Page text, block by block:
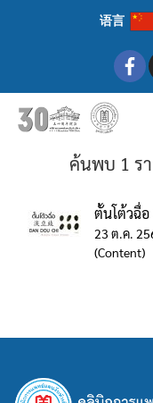
语言
ค้นพบ 1 รา
ตั้นโต้วฉื่
23 ต.ค.
(Content)